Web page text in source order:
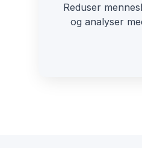
Reduser
og analyser